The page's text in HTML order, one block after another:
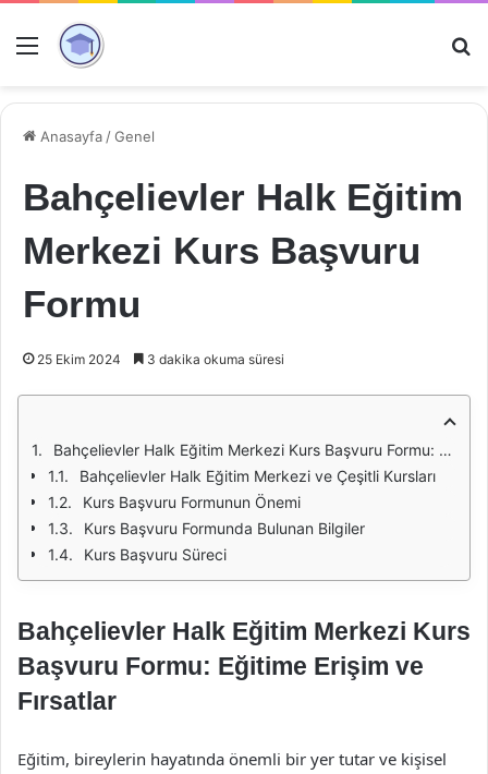
Menü
Anasayfa /Genel
Bahçelievler Halk Eğitim
Merkezi Kurs Başvuru
Formu
25 Ekim 2024 3 dakika okuma süresi
Bahçelievler Halk Eğitim Merkezi Kurs Başvuru Formu: Eğitime Erişim ve Fırsatlar
Bahçelievler Halk Eğitim Merkezi ve Çeşitli Kursları
Kurs Başvuru Formunun Önemi
Kurs Başvuru Formunda Bulunan Bilgiler
Kurs Başvuru Süreci
Bahçelievler Halk Eğitim Merkezi Kurs
Başvuru Formu: Eğitime Erişim ve
Fırsatlar
Eğitim, bireylerin hayatında önemli bir yer tutar ve kişisel